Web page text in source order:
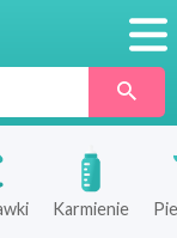
Karmienie